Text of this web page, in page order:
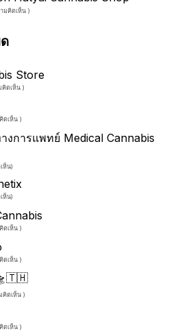
มคิดเห็น )
Store
คิดเห็น )
ดเห็น )
การแพทย์ Medical Cannabis
ห็น)
ห็น)
ดเห็น )
ดเห็น )
คิดเห็น )
ดเห็น )